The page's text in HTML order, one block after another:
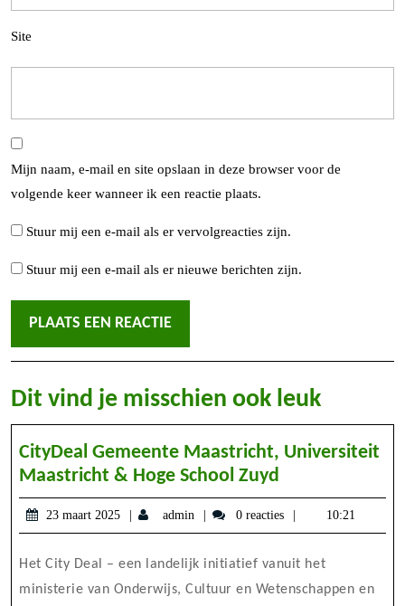
Site
Mijn naam, e-mail en site opslaan in deze browser voor de
volgende keer wanneer ik een reactie plaats.
Stuur mij een e-mail als er vervolgreacties zijn.
Stuur mij een e-mail als er nieuwe berichten zijn.
Dit vind je misschien ook leuk
CityDeal Gemeente Maastricht, Universiteit
Maastricht & Hoge School Zuyd
Gemeente
Maastricht,
Maastricht
&
23 maart 2025
23
maart
admin admin0 reacties 10:21
Het City Deal – een landelijk initiatief vanuit het
ministerie van Onderwijs, Cultuur en Wetenschappen en